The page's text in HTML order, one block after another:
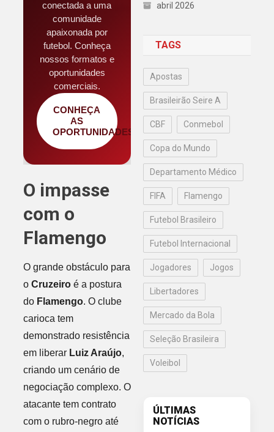
conectada a uma
comunidade
apaixonada por
futebol. Conheça
nossos formatos e
oportunidades
comerciais.
CONHEÇA
AS
OPORTUNIDADES
O impasse
com o
Flamengo
O grande obstáculo para
o Cruzeiroé a postura
do Flamengo. O clube
carioca tem
demonstrado resistência
em liberar Luiz Araújo,
criando um cenário de
negociação complexo. O
atacante tem contrato
com o rubro-negro até
abril 2026
TAGS
Apostas
Brasileirão Seire A
CBF Conmebol
Copa do Mundo
Departamento Médico
FIFA Flamengo
Futebol Brasileiro
Futebol Internacional
Jogadores Jogos
Libertadores
Mercado da Bola
Seleção Brasileira
Voleibol
ÚLTIMAS
NOTÍCIAS